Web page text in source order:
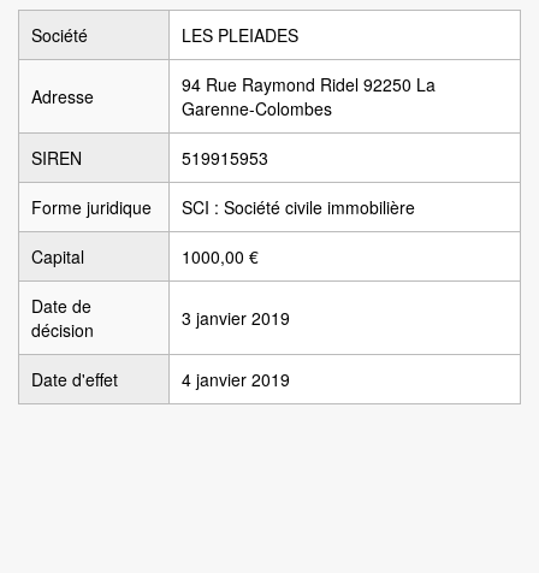
Société LES PLEIADES
Adresse
94 Rue Raymond Ridel 92250 La
Garenne-Colombes
SIREN 519915953
Forme juridique SCI : Société civile immobilière
Capital 1000,00 €
Date de
décision
3 janvier 2019
Date d'effet 4 janvier 2019